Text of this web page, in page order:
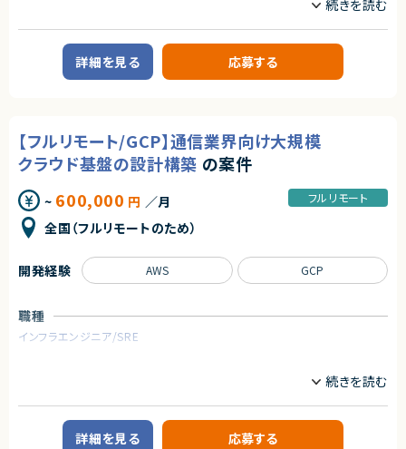
■案件概要
通信系企業におけるCRM（Service Cloud）運用支援プロジェクトです。
■プロダクトやサービスの概要
・顧客が2019年にService Cloud導入し、問い合わせ管理として使用され
■業務内容
・Salesforce Service Cloudの運用保守（ユーザー管理、権限設定、レポー
ト作成 等）
・開発ベンダーへの要件整理および仕様調整
・複数ベンダー間の進捗管理および課題調整
・非機能要件（セキュリティ、性能等）に関する申請・管理対応
・運用手順書および社内向けマニュアルの作成・更新
・リリース時の受入テスト（UAT）計画・実施・結果報告
求めるスキル
・ウオーターホールの開発プロセスや、各工程の設計についての理解
詳細を見る 応募する
【フルリモート/GCP】通信業界向け大規模
クラウド基盤の設計構築 の案件
~ 600,000 円 ／月
全国（フルリモートのため）
フルリモート
職種
インフラエンジニア/SRE
通信業界向けの大規模クラウド基盤開発・運用プロジェクトを多数手掛け
る企業での、既存稼働中のGCP環境を対象とした再設計および新環境構築
プロジェクトです。
開発経験 AWS GCP
詳細を見る 応募する